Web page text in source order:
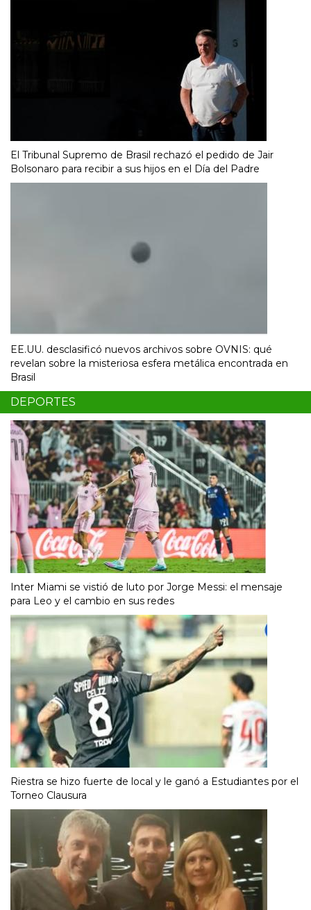
El Tribunal Supremo de Brasil rechazó el pedido de Jair
Bolsonaro para recibir a sus hijos en el Día del Padre
EE.UU. desclasificó nuevos archivos sobre OVNIS: qué
revelan sobre la misteriosa esfera metálica encontrada en
Brasil
DEPORTES
Inter Miami se vistió de luto por Jorge Messi: el mensaje
para Leo y el cambio en sus redes
Riestra se hizo fuerte de local y le ganó a Estudiantes por el
Torneo Clausura